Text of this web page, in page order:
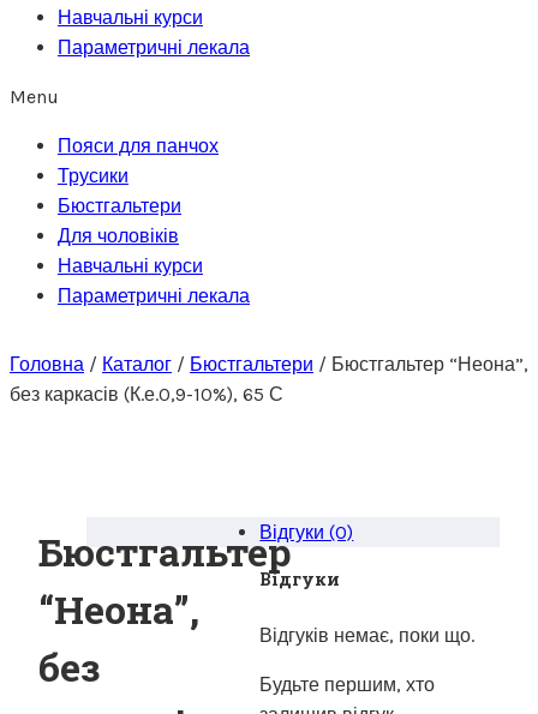
Навчальні курси
Параметричні лекала
Menu
Пояси для панчох
Трусики
Бюстгальтери
Для чоловіків
Навчальні курси
Параметричні лекала
Головна / Каталог / Бюстгальтери / Бюстгальтер “Неона”,
без каркасів (К.е.0,9-10%), 65 С
Бюстгальтер
“Неона”,
без
Відгуки (0)
Відгуки
Відгуків немає, поки що.
Будьте першим, хто